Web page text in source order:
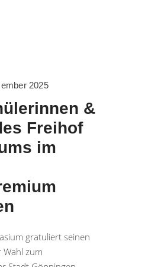
2025
&
Freihof
im
gratuliert seinen
Wahl zum